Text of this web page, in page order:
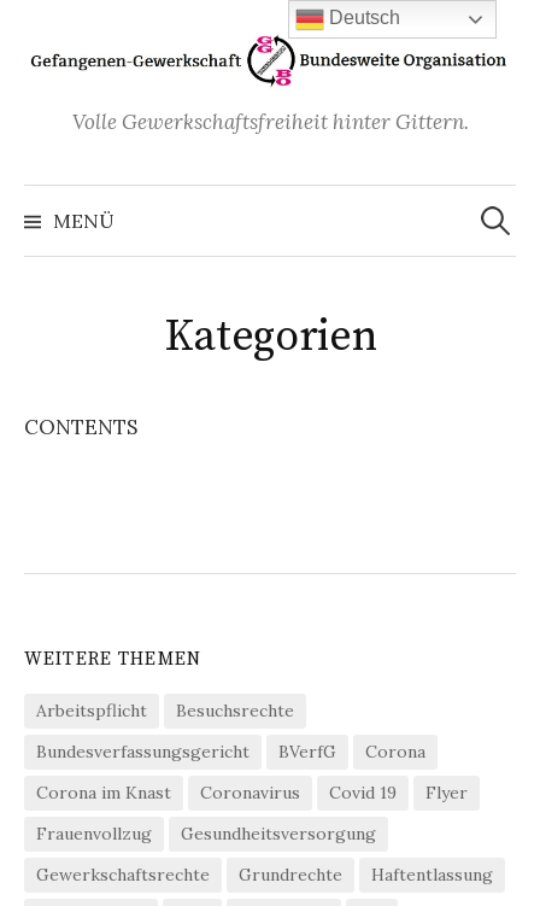
Inhalt
überspringen
Volle Gewerkschaftsfreiheit hinter Gittern.
MENÜ
Suchen
nach:
Kategorien
CONTENTS
WEITERE THEMEN
Arbeitspflicht
Besuchsrechte
Bundesverfassungsgericht
BVerfG
Corona
Corona im Knast
Coronavirus Covid 19
Flyer
Frauenvollzug
Gesundheitsversorgung
Gewerkschaftsrechte
Grundrechte
Haftentlassung
Deutsch